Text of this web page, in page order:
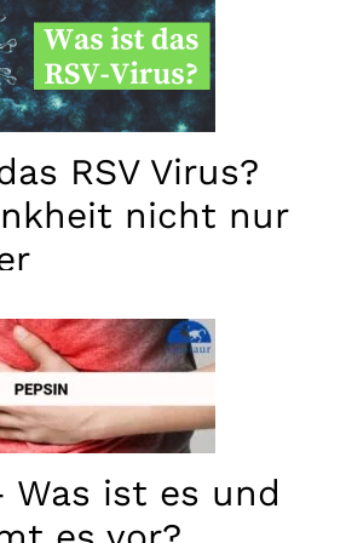
RSV Virus?
nicht nur
Was ist es und